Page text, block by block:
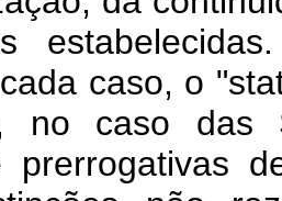
caso, o
no caso das
prerrogativas